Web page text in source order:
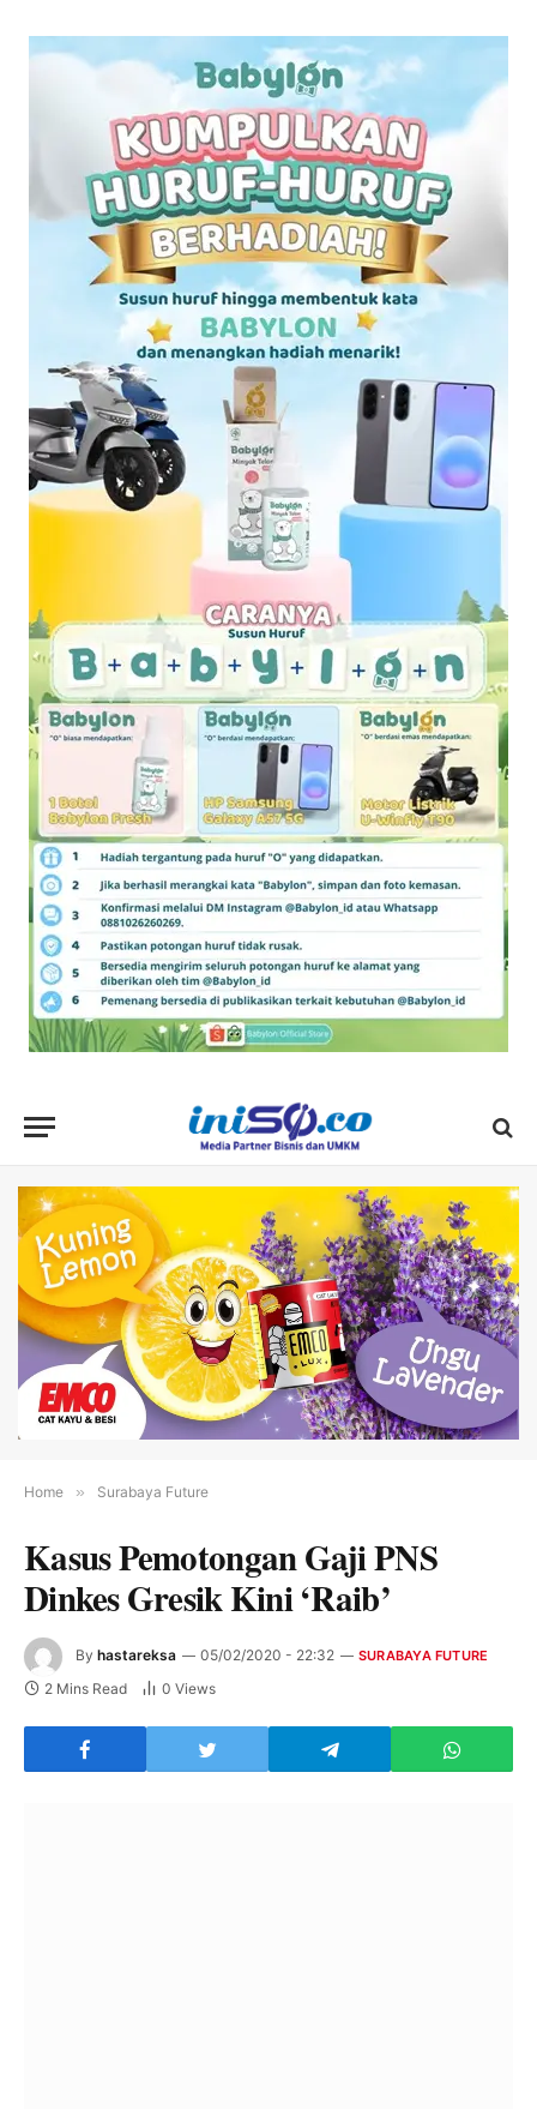
Home » Surabaya Future
Kasus Pemotongan Gaji PNS
Dinkes Gresik Kini ‘Raib’
By hastareksa 05/02/2020 - 22:32 SURABAYA FUTURE
2 Mins Read 0 Views